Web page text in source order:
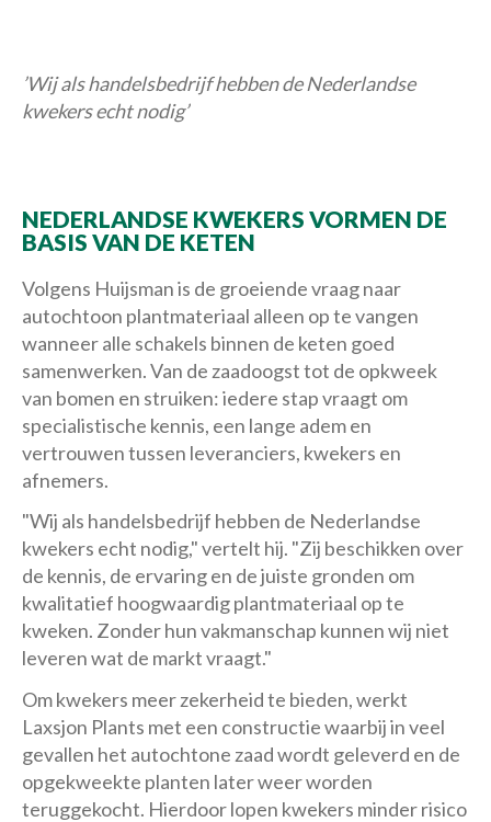
’Wij als handelsbedrijf hebben de Nederlandse
kwekers echt nodig’
NEDERLANDSE KWEKERS VORMEN DE
BASIS VAN DE KETEN
Volgens Huijsman is de groeiende vraag naar
autochtoon plantmateriaal alleen op te vangen
wanneer alle schakels binnen de keten goed
samenwerken. Van de zaadoogst tot de opkweek
van bomen en struiken: iedere stap vraagt om
specialistische kennis, een lange adem en
vertrouwen tussen leveranciers, kwekers en
afnemers.
"Wij als handelsbedrijf hebben de Nederlandse
kwekers echt nodig," vertelt hij. "Zij beschikken over
de kennis, de ervaring en de juiste gronden om
kwalitatief hoogwaardig plantmateriaal op te
kweken. Zonder hun vakmanschap kunnen wij niet
leveren wat de markt vraagt."
Om kwekers meer zekerheid te bieden, werkt
Laxsjon Plants met een constructie waarbij in veel
gevallen het autochtone zaad wordt geleverd en de
opgekweekte planten later weer worden
teruggekocht. Hierdoor lopen kwekers minder risico